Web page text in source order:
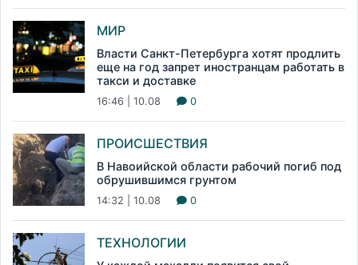
МИР
Власти Санкт-Петербурга хотят продлить
еще на год запрет иностранцам работать в
такси и доставке
16:46 | 10.08 0
ПРОИСШЕСТВИЯ
В Навоийской области рабочий погиб под
обрушившимся грунтом
14:32 | 10.08 0
ТЕХНОЛОГИИ